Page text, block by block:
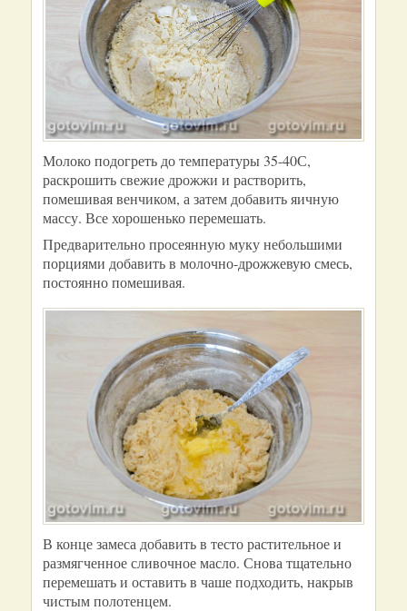
Молоко подогреть до температуры 35-40С,
раскрошить свежие дрожжи и растворить,
помешивая венчиком, а затем добавить яичную
массу. Все хорошенько перемешать.
Предварительно просеянную муку небольшими
порциями добавить в молочно-дрожжевую смесь,
постоянно помешивая.
В конце замеса добавить в тесто растительное и
размягченное сливочное масло. Снова тщательно
перемешать и оставить в чаше подходить, накрыв
чистым полотенцем.